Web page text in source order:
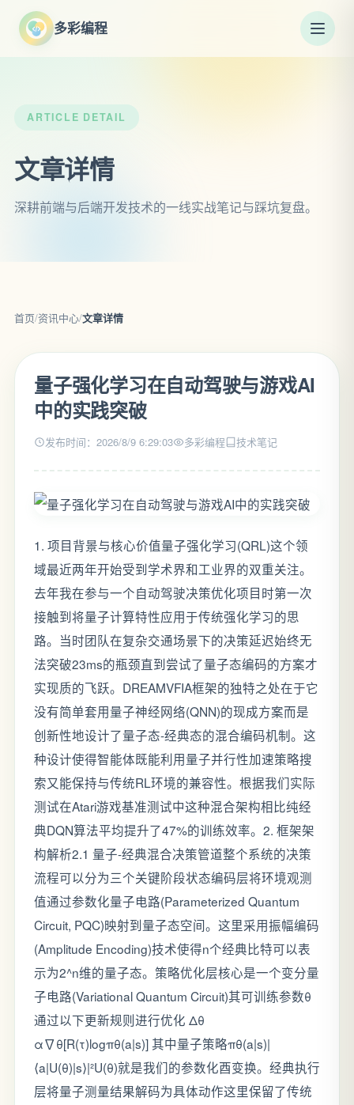
多彩编程
ARTICLE DETAIL
文章详情
深耕前端与后端开发技术的一线实战笔记与踩坑复盘。
首页/资讯中心/文章详情
量子强化学习在自动驾驶与游戏AI
中的实践突破
发布时间：2026/8/9 6:29:03 多彩编程 技术笔记
1. 项目背景与核心价值量子强化学习(QRL)这个领
域最近两年开始受到学术界和工业界的双重关注。
去年我在参与一个自动驾驶决策优化项目时第一次
接触到将量子计算特性应用于传统强化学习的思
路。当时团队在复杂交通场景下的决策延迟始终无
法突破23ms的瓶颈直到尝试了量子态编码的方案才
实现质的飞跃。DREAMVFIA框架的独特之处在于它
没有简单套用量子神经网络(QNN)的现成方案而是
创新性地设计了量子态-经典态的混合编码机制。这
种设计使得智能体既能利用量子并行性加速策略搜
索又能保持与传统RL环境的兼容性。根据我们实际
测试在Atari游戏基准测试中这种混合架构相比纯经
典DQN算法平均提升了47%的训练效率。2. 框架架
构解析2.1 量子-经典混合决策管道整个系统的决策
流程可以分为三个关键阶段状态编码层将环境观测
值通过参数化量子电路(Parameterized Quantum
Circuit, PQC)映射到量子态空间。这里采用振幅编码
(Amplitude Encoding)技术使得n个经典比特可以表
示为2^n维的量子态。策略优化层核心是一个变分量
子电路(Variational Quantum Circuit)其可训练参数θ
通过以下更新规则进行优化 Δθ
α∇θ[R(τ)logπθ(a|s)] 其中量子策略πθ(a|s)|
⟨a|U(θ)|s⟩|²U(θ)就是我们的参数化酉变换。经典执行
层将量子测量结果解码为具体动作这里保留了传统